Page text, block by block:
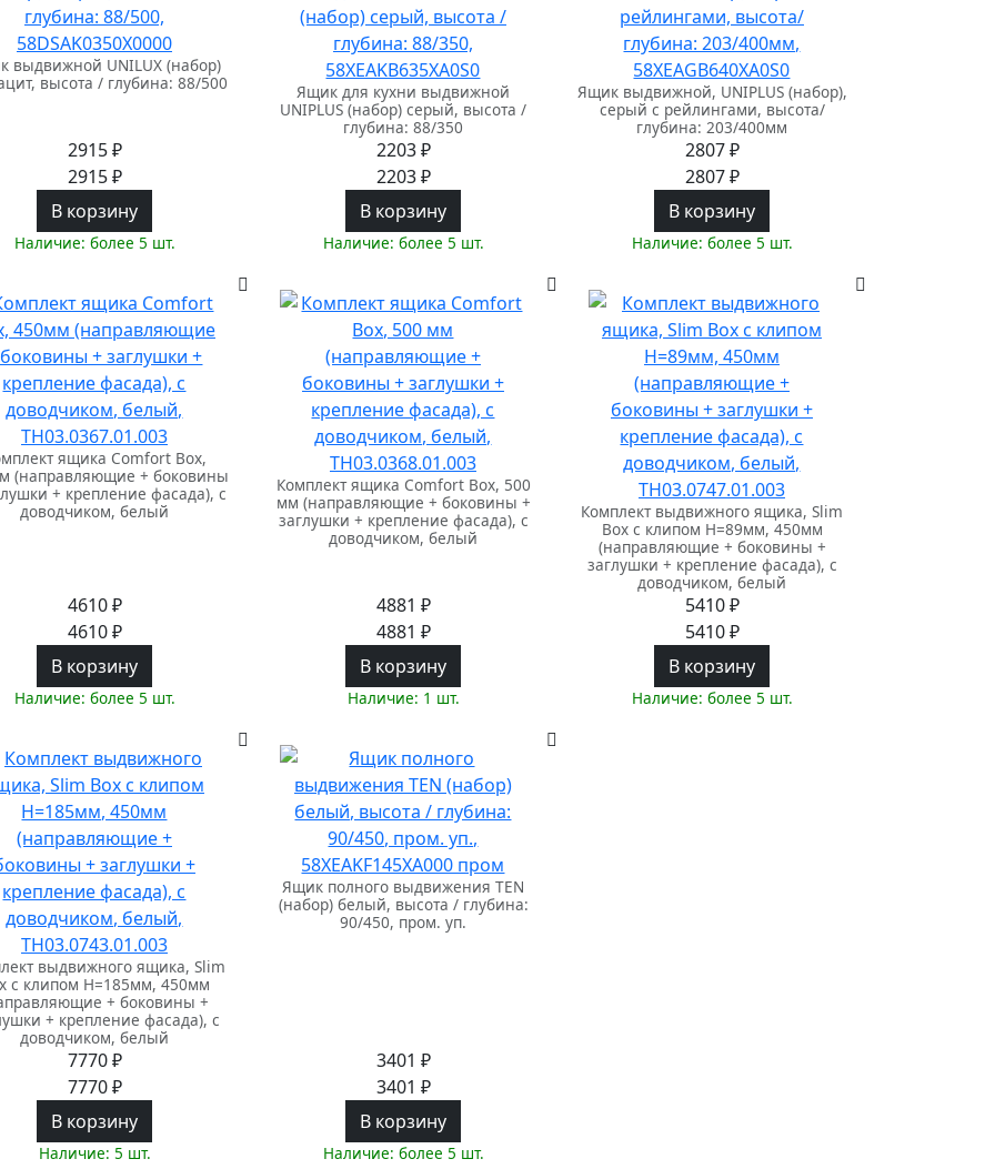
выдвижной UNILUX (набор)
высота / глубина: 88/500
2915 ₽
2915 ₽
В корзину
Наличие: более 5 шт.
Ящик для кухни выдвижной
UNIPLUS (набор) серый, высота /
глубина: 88/350
2203 ₽
2203 ₽
В корзину
Наличие: более 5 шт.
Ящик выдвижной, UNIPLUS (набор),
серый c рейлингами, высота/
глубина: 203/400мм
2807 ₽
2807 ₽
В корзину
Наличие: более 5 шт.
ящика Comfort Box,
(направляющие + боковины
+ крепление фасада), с
доводчиком, белый
4610 ₽
4610 ₽
В корзину
Наличие: более 5 шт.
Комплект ящика Comfort Box, 500
мм (направляющие + боковины +
заглушки + крепление фасада), с
доводчиком, белый
4881 ₽
4881 ₽
В корзину
Наличие: 1 шт.
Комплект выдвижного ящика, Slim
Box с клипом H=89мм, 450мм
(направляющие + боковины +
заглушки + крепление фасада), с
доводчиком, белый
5410 ₽
5410 ₽
В корзину
Наличие: более 5 шт.
выдвижного ящика, Slim
с клипом H=185мм, 450мм
+ боковины +
+ крепление фасада), с
доводчиком, белый
7770 ₽
7770 ₽
В корзину
Наличие: 5 шт.
Ящик полного выдвижения TEN
(набор) белый, высота / глубина:
90/450, пром. уп.
3401 ₽
3401 ₽
В корзину
Наличие: более 5 шт.